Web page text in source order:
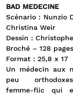
BAD MEDECINE
Scénario : Nunzio
Christina Weir
Dessin :
Broché – 128 pages
Format : 25,8 x 17
Un médecin aux
peu
femme-flic qui